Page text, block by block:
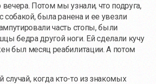
вечера. Потом мы узнали, что подруга,
собакой, была ранена и ее увезли
часть стопы, были
бедра другой ноги. Ей сделали кучу
был месяц реабилитации. А потом
когда кто-тоиз знакомых